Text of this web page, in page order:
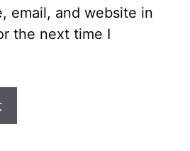
email, and website in
the next time I